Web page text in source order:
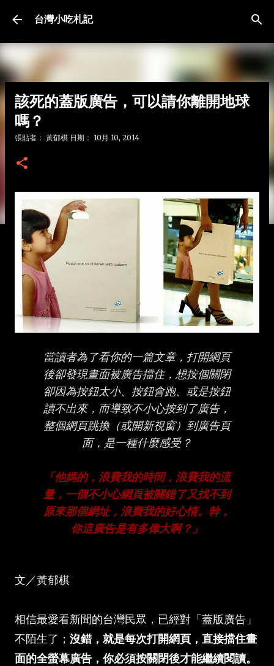
台灣小吃札記
該死的蓋版廣告，可以請你離開地球
嗎？
張貼者： 黃郁棋 日期： 10月 10, 2014
當讀者為了看你的一篇文章，打開網頁
後卻發現畫面被廣告擋住，想按個關閉
卻因為按鈕太小、按鈕會跑、或是按鈕
讀不出來，而導致不小心按到了廣告，
整個網頁跳換（或開新視窗）到廣告頁
面，是一種什麼感受？
「他媽的，浪費我的時間，浪費我的流
量，一個不小心網頁被關錯了又找不到
原來那個網址，浪費我的好心情。幹，
你這廣告是有多偉大啊？」
文／黃郁棋
相信最愛看新聞的台灣民眾，已經對「蓋版廣告」
不陌生了； 沒錯，就是每次打開網頁，直接擋住畫
面的全螢幕廣告，你必須按關閉後才能繼續閱讀。